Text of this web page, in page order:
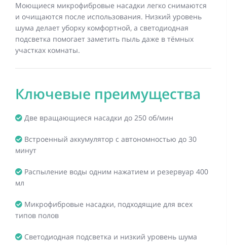
Моющиеся микрофибровые насадки легко снимаются
и очищаются после использования. Низкий уровень
шума делает уборку комфортной, а светодиодная
подсветка помогает заметить пыль даже в тёмных
участках комнаты.
Ключевые преимущества
Две вращающиеся насадки до 250 об/мин
Встроенный аккумулятор с автономностью до 30
минут
Распыление воды одним нажатием и резервуар 400
мл
Микрофибровые насадки, подходящие для всех
типов полов
Светодиодная подсветка и низкий уровень шума